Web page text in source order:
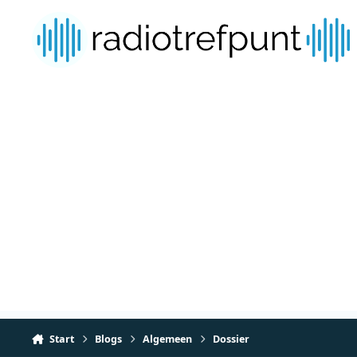
Start Blogs Algemeen Dossier